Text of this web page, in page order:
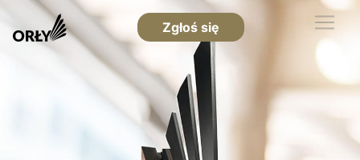
Zgłoś się